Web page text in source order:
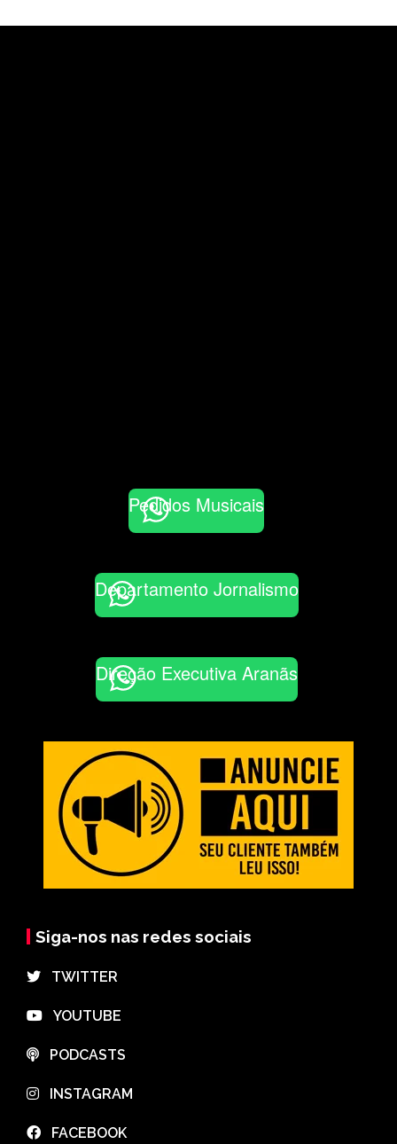
Pedidos Musicais
Departamento Jornalismo
Direção Executiva Aranãs
Siga-nos nas redes sociais
⠀TWITTER
⠀YOUTUBE
⠀PODCASTS
⠀INSTAGRAM
⠀FACEBOOK